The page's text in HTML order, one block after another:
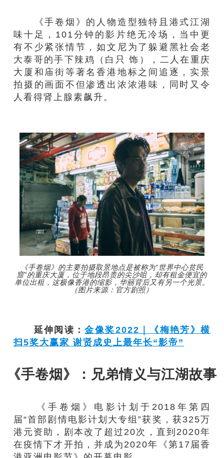
《手卷烟》的人物造型独特且港式江湖
味十足，101分钟的影片绝无冷场，当中更
有不少紧张情节，如文尼为了躲避黑社会老
大泰哥的手下辣鸡（白只 饰），二人在重庆
大厦和庙街等著名香港地标之间追逐，实景
拍摄的画面不但渗透出浓浓港味，同时又令
人看得肾上腺素飙升。
《手卷烟》的主要拍摄取景地点是被称为“世界中心贫民
窟”的重庆大厦，位于地段昂贵的尖沙咀，却有租金便宜的
单位出租，这极像香港的缩影，华丽背后又有另一个光景。
（图片来源：官方剧照）
延伸阅读：金像奖2022｜《梅艳芳》横
扫5奖大赢家 谢贤成史上最年长“影帝”
《手卷烟》：兄弟情义与江湖故事
《手卷烟》电影计划于2018年第四
届“首部剧情电影计划大专组”获奖，获325万
港元资助，剧本改了超过20次，直到2020年
在疫情下才开拍，并成为2020年《第17届香